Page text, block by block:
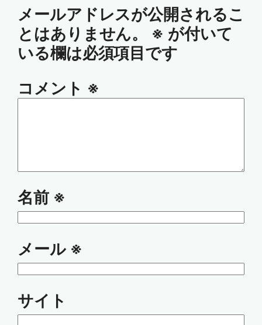
メールアドレスが公開されるこ
とはありません。
※ が付いて
いる欄は必須項目です
コメント ※
名前 ※
メール ※
サイト